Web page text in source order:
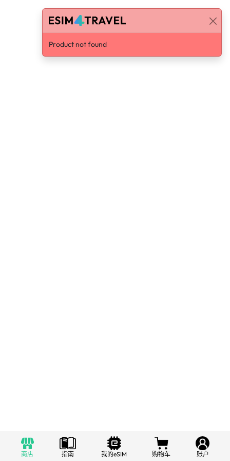
商店 指南 我的eSIM 购物车 账户
Product not found